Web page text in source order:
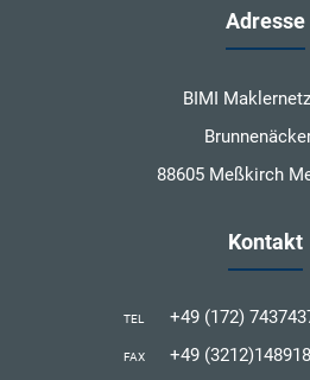
Adresse
BIMI
88605 Meßkirch
Kontakt
TEL +49 (172)
FAX +49